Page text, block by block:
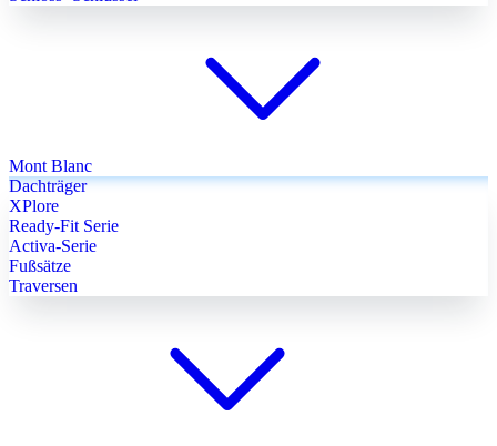
Mont Blanc
Dachträger
XPlore
Ready-Fit Serie
Activa-Serie
Fußsätze
Traversen